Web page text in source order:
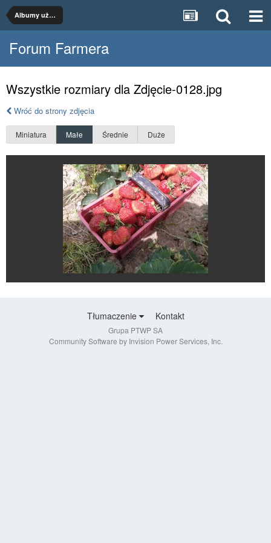
Albumy użytkowników
Forum Farmera
Wszystkie rozmiary dla Zdjęcie-0128.jpg
Wróć do strony zdjęcia
Miniatura Małe Średnie Duże
Tłumaczenie Kontakt
Grupa PTWP SA
Community Software by Invision Power Services, Inc.